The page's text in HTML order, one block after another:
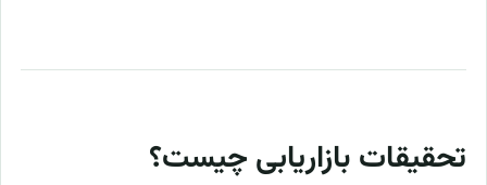
تحقیقات بازاریابی چیست؟